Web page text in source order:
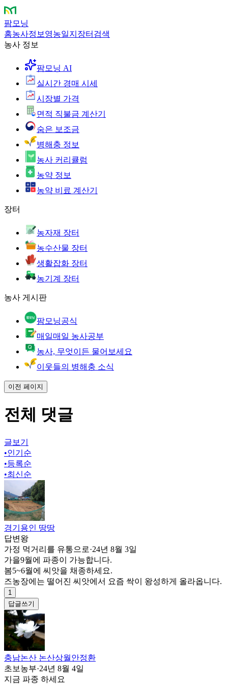
팜모닝
홈농사정보 영농일지 장터 검색
농사 정보
팜모닝 AI
실시간 경매 시세
시장별 가격
면적 직불금 계산기
숨은 보조금
병해충 정보
농사 커리큘럼
농약 정보
농약 비료 계산기
장터
농자재 장터
농수산물 장터
생활잡화 장터
농기계 장터
농사 게시판
팜모닝공식
매일매일 농사공부
농사, 무엇이든 물어보세요
이웃들의 병해충 소식
이전 페이지
전체 댓글
글보기
•인기순
•등록순
•최신순
경기용인 땅땅
답변왕
가정 먹거리를 유통으로·24년 8월 3일
가을9월에 파종이 가능합니다.
봄5~6월에 씨앗을 채종하세요.
즈농장에는 떨어진 씨앗에서 요즘 싹이 왕성하게 올라옵니다.
1
답글쓰기
충남논산 논산상월안정환
초보농부·24년 8월 4일
지금 파종 하세요